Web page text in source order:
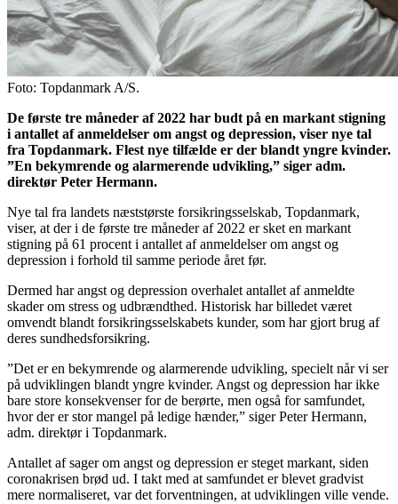
Foto: Topdanmark A/S.
De første tre måneder af 2022 har budt på en markant stigning
i antallet af anmeldelser om angst og depression, viser nye tal
fra Topdanmark. Flest nye tilfælde er der blandt yngre kvinder.
”En bekymrende og alarmerende udvikling,” siger adm.
direktør Peter Hermann.
Nye tal fra landets næststørste forsikringsselskab, Topdanmark,
viser, at der i de første tre måneder af 2022 er sket en markant
stigning på 61 procent i antallet af anmeldelser om angst og
depression i forhold til samme periode året før.
Dermed har angst og depression overhalet antallet af anmeldte
skader om stress og udbrændthed. Historisk har billedet været
omvendt blandt forsikringsselskabets kunder, som har gjort brug af
deres sundhedsforsikring.
”Det er en bekymrende og alarmerende udvikling, specielt når vi ser
på udviklingen blandt yngre kvinder. Angst og depression har ikke
bare store konsekvenser for de berørte, men også for samfundet,
hvor der er stor mangel på ledige hænder,” siger Peter Hermann,
adm. direktør i Topdanmark.
Antallet af sager om angst og depression er steget markant, siden
coronakrisen brød ud. I takt med at samfundet er blevet gradvist
mere normaliseret, var det forventningen, at udviklingen ville vende.